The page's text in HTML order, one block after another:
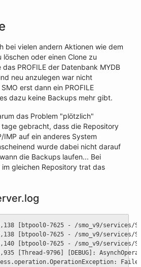
bei vielen andern Aktionen wie dem
löschen oder einen Clone zu
PROFILE der Datenbank MYDB
neu anzulegen war nicht
erst dann ein PROFILE
dazu keine Backups mehr gibt.
das Problem "plötzlich"
gebracht, dass die Repository
IMP auf ein anderes System
wurde dabei nicht darauf
die Backups laufen... Bei
gleichen Repository trat das
[btpool0-7625 - /smo_v9/services/
[btpool0-7625 - /smo_v9/services/
[btpool0-7625 - /smo_v9/services/
[Thread-9796] [DEBUG]: